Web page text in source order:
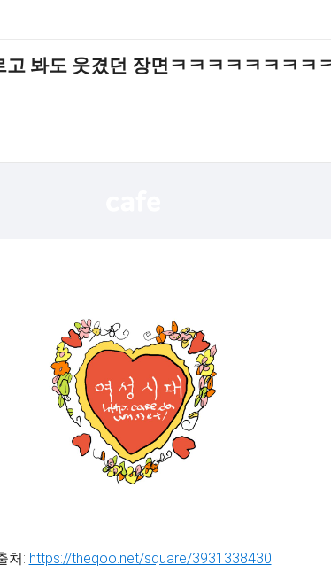
봐도 웃겼던 장면ㅋㅋㅋㅋㅋㅋㅋㅋ
처: https://theqoo.net/square/3931338430